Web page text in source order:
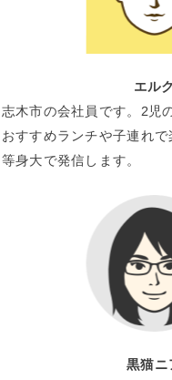
エルク
志木市の会社員です。2児
おすすめランチや子連れ
等身大で発信します。
黒猫ニ